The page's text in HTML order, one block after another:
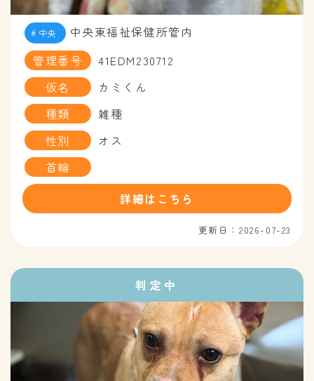
中央
中央東福祉保健所管内
管理番号
41EDM230712
仮名
カミくん
種類
雑種
性別
オス
首輪
詳細はこちら
更新日：2026-07-23
判定中